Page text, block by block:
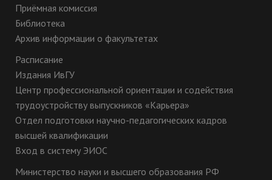
Приёмная комиссия
Библиотека
Архив информации о факультетах
Расписание
Издания ИвГУ
Центр профессиональной ориентации и содействия
трудоустройству выпускников «Карьера»
Отдел подготовки научно-педагогических кадров
высшей квалификации
Вход в систему ЭИОС
Министерство науки и высшего образования РФ